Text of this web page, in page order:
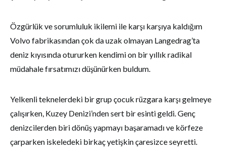
Özgürlük ve sorumluluk ikilemi ile karşı karşıya kaldığım
Volvo fabrikasından çok da uzak olmayan Langedrag’ta
deniz kıyısında otururken kendimi on bir yıllık radikal
müdahale fırsatımızı düşünürken buldum.
Yelkenli teknelerdeki bir grup çocuk rüzgara karşı gelmeye
çalışırken, Kuzey Denizi’nden sert bir esinti geldi. Genç
denizcilerden biri dönüş yapmayı başaramadı ve körfeze
çarparken iskeledeki birkaç yetişkin çaresizce seyretti.